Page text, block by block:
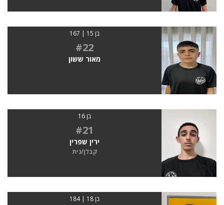
בן 15 | 167
#22
מאור ששון
בן 16
#21
ירין שפרין
קבלן/נית
בן 18 | 184